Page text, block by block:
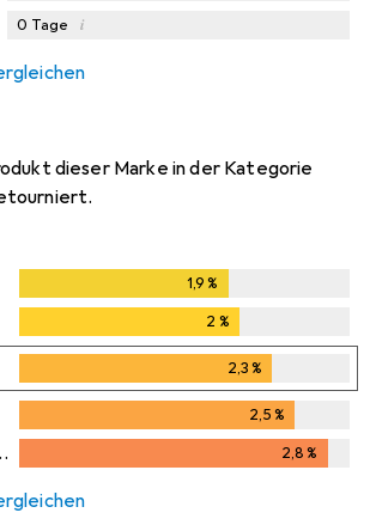
0 Tage i
dieser Marke in der Kategorie
1,9%
2 %
2,3%
2,5%
2,8%